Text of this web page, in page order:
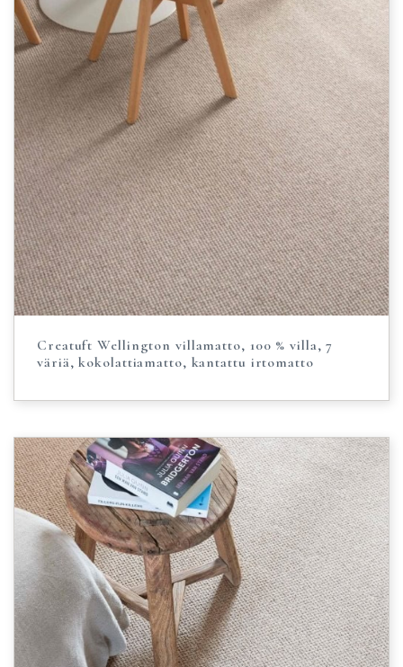
Creatuft Wellington villamatto, 100 % villa, 7
väriä, kokolattiamatto, kantattu irtomatto